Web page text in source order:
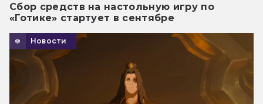
Сбор средств на настольную игру по
«Готике» стартует в сентябре
Новости